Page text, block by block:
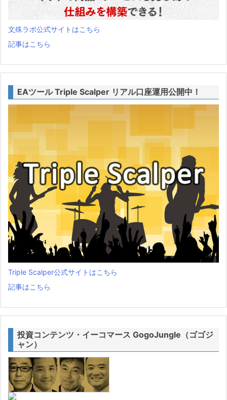
文殊ラボ公式サイトはこちら
記事はこちら
EAツール Triple Scalper リアル口座運用公開中！
Triple Scalper公式サイトはこちら
記事はこちら
投資コンテンツ・イーコマース GogoJungle（ゴゴジ
ャン）